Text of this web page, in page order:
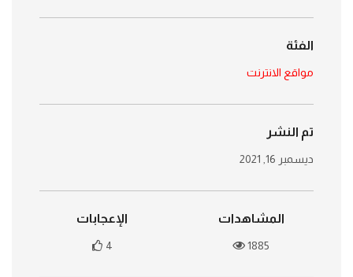
الفئة
مواقع الانترنت
تم النشر
ديسمبر 16, 2021
المشاهدات
1885
الإعجابات
4